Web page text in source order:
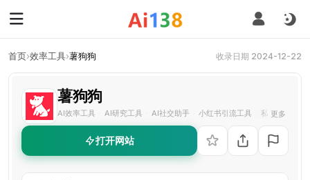
首页›效率工具›薯狗狗 收录日期 2024-12-22
薯狗狗
AI效率工具 AI研究工具 AI社交助手 小红书引流工具 私域流量工具
更多
打开网站